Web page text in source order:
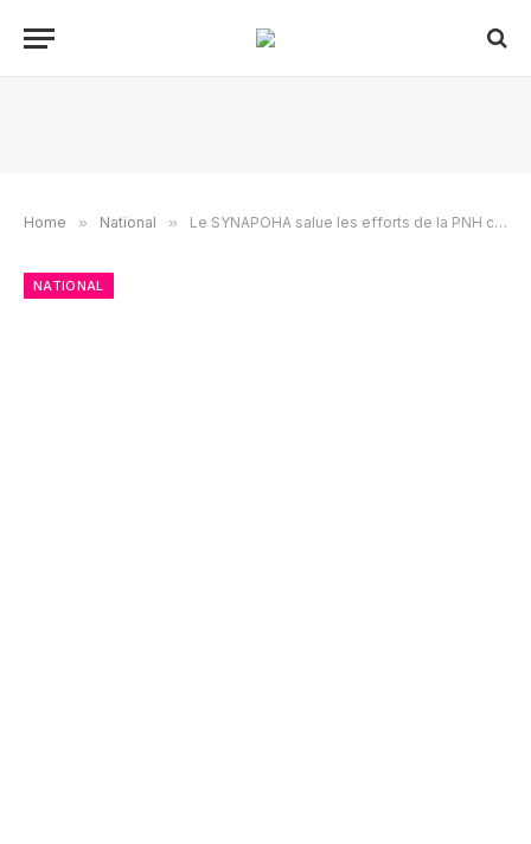
Home » National » Le SYNAPOHA salue les efforts de la PNH contre les gangs armés et déplore les difficultés financières des policiers
NATIONAL